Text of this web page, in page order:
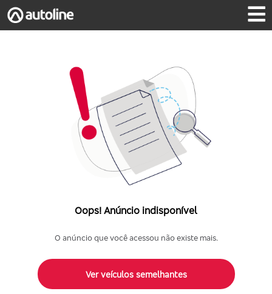
Oops! Anúncio indisponível
O anúncio que você acessou não existe mais.
Ver veículos semelhantes